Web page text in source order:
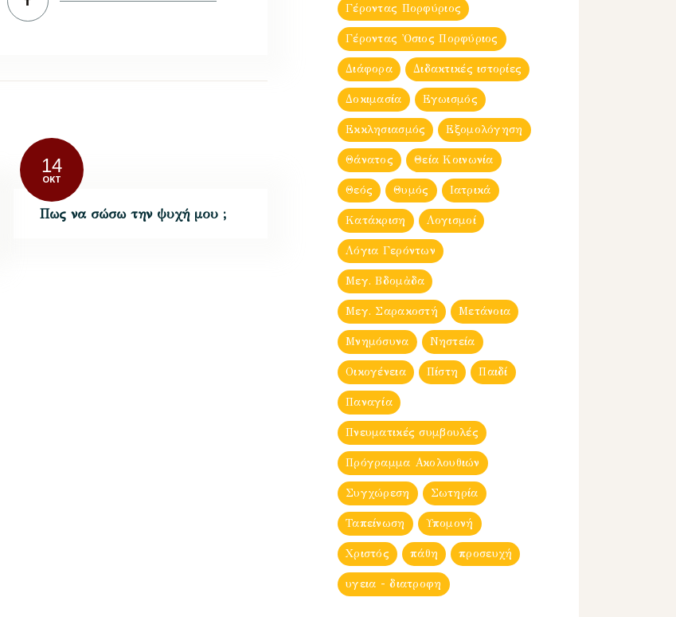
14
ΟΚΤ
Πως να σώσω την ψυχή μου ;
Γέροντας Πορφύριος
Γέροντας Ὀσιος Πορφύριος
Διάφορα Διδακτικές ιστορίες
Δοκιμασία Εγωισμός
Εκκλησιασμός Εξομολόγηση
Θάνατος Θεία Κοινωνία
Θεός Θυμός Ιατρικά
Κατάκριση Λογισμοί
Λόγια Γερόντων
Μεγ. Βδομἀδα
Μεγ. Σαρακοστή Μετάνοια
Μνημόσυνα Νηστεία
Οικογένεια Πίστη Παιδί
Παναγία
Πνευματικές συμβουλές
Πρόγραμμα Ακολουθιών
Συγχώρεση Σωτηρία
Ταπείνωση Υπομονή
Χριστός πάθη προσευχή
υγεια - διατροφη